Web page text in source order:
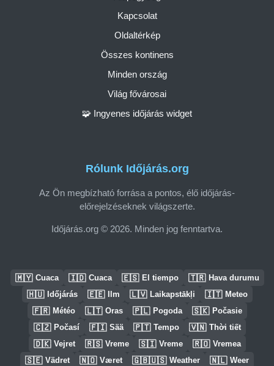
Rólunk Időjárás.org
Az Ön megbízható forrása a pontos, élő időjárás-
előrejelzéseknek világszerte.
Időjárás.org © 2026. Minden jog fenntartva.
Kapcsolat
Oldaltérkép
Összes kontinens
Minden ország
Világ fővárosai
🧩 Ingyenes időjárás widget
🇲🇾 Cuaca 🇮🇩 Cuaca 🇪🇸 El tiempo 🇹🇷 Hava durumu
🇭🇺 Időjárás 🇪🇪 Ilm 🇱🇻 Laikapstākļi 🇮🇹 Meteo
🇫🇷 Météo 🇱🇹 Oras 🇵🇱 Pogoda 🇸🇰 Počasie
🇨🇿 Počasí 🇫🇮 Sää 🇵🇹 Tempo 🇻🇳 Thời tiết
🇩🇰 Vejret 🇷🇸 Vreme 🇸🇮 Vreme 🇷🇴 Vremea
🇸🇪 Vädret 🇳🇴 Været 🇬🇧🇺🇸 Weather 🇳🇱 Weer